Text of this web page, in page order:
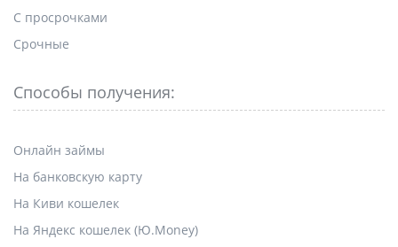
С просрочками
Срочные
Способы получения:
Онлайн займы
На банковскую карту
На Киви кошелек
На Яндекс кошелек (Ю.Money)